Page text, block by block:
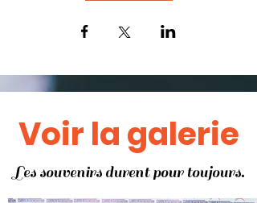
Voir la galerie
Les souvenirs durent pour toujours.